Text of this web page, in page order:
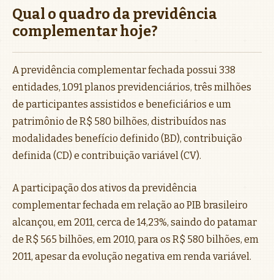
Qual o quadro da previdência
complementar hoje?
A previdência complementar fechada possui 338
entidades, 1.091 planos previdenciários, três milhões
de participantes assistidos e beneficiários e um
patrimônio de R$ 580 bilhões, distribuídos nas
modalidades benefício definido (BD), contribuição
definida (CD) e contribuição variável (CV).
A participação dos ativos da previdência
complementar fechada em relação ao PIB brasileiro
alcançou, em 2011, cerca de 14,23%, saindo do patamar
de R$ 565 bilhões, em 2010, para os R$ 580 bilhões, em
2011, apesar da evolução negativa em renda variável.